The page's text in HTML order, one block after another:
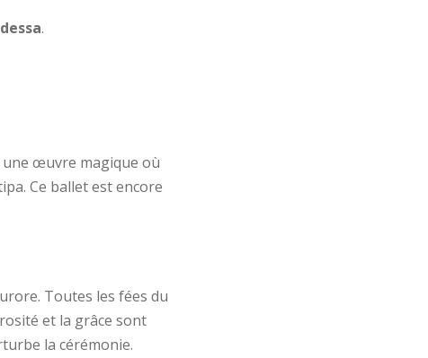
.
œuvre magique où
Ce ballet est encore
Toutes les fées du
et la grâce sont
la cérémonie.